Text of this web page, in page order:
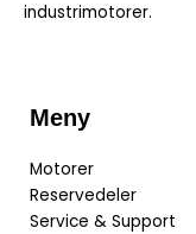
industrimotorer.
Meny
Motorer
Reservedeler
Service & Support